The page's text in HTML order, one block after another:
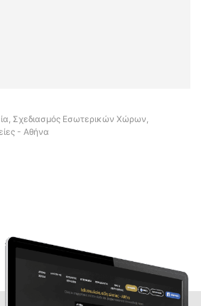
Σχεδιασμός Εσωτερικών Χώρων,
- Αθήνα